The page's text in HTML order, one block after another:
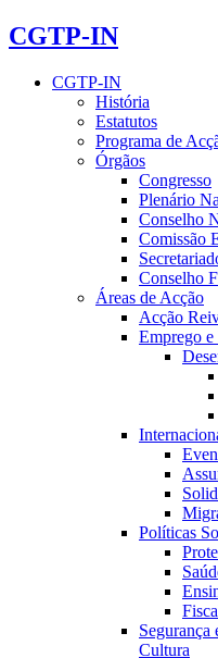
CGTP-IN
CGTP-IN
História
Estatutos
Programa de
Órgãos
Congresso
Plenário
Conselho
Comissão
Conselho
Áreas de Acção
Acção
Emprego
Políticas
Segurança
Cultura